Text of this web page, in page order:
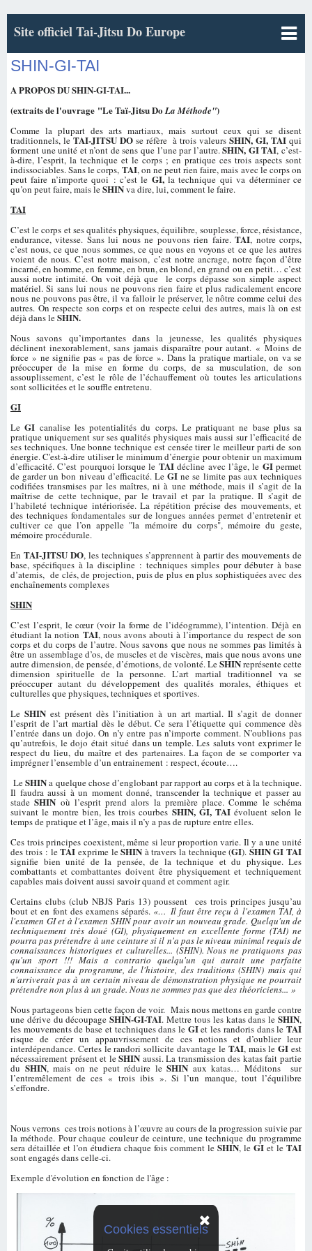
Site officiel Tai-Jitsu Do Europe
SHIN-GI-TAI
A PROPOS DU SHIN-GI-TAI...
(extraits de l'ouvrage "Le Taï-Jitsu DoLa Méthode")
Comme la plupart des arts martiaux, mais surtout ceux qui se disent
traditionnels, leTAI-JITSU DO se réfère à trois valeursSHIN, GI, TAI qui
forment une unité et n’ont de sens que l’une par l’autre.SHIN, GI TAI, c’est-
à-dire, l’esprit, la technique et le corps ; en pratique ces trois aspects sont
indissociables. Sans le corps, TAI, on ne peut rien faire, mais avec le corps on
peut faire n’importe quoi : c’est le GI,la technique qui va déterminer ce
qu’on peut faire, mais leSHINva dire, lui, comment le faire.
TAI
C’est le corps et ses qualités physiques, équilibre, souplesse, force, résistance,
endurance, vitesse. Sans lui nous ne pouvons rien faire.TAI, notre corps,
c’est nous, ce que nous sommes, ce que nous en voyons et ce que les autres
voient de nous. C’est notre maison, c’est notre ancrage, notre façon d’être
incarné, en homme, en femme, en brun, en blond, en grand ou en petit… c’est
aussi notre intimité. On voit déjà que le corps dépasse son simple aspect
matériel. Si sans lui nous ne pouvons rien faire et plus radicalement encore
nous ne pouvons pas être, il va falloir le préserver, le nôtre comme celui des
autres. On respecte son corps et on respecte celui des autres, mais là on est
déjà dans leSHIN.
Nous savons qu’importantes dans la jeunesse, les qualités physiques
déclinent inexorablement, sans jamais disparaître pour autant. « Moins de
force » ne signifie pas « pas de force ». Dans la pratique martiale, on va se
préoccuper de la mise en forme du corps, de sa musculation, de son
assouplissement, c’est le rôle de l’échauffement où toutes les articulations
sont sollicitées et le souffle entretenu.
GI
LeGI canalise les potentialités du corps. Le pratiquant ne base plus sa
pratique uniquement sur ses qualités physiques mais aussi sur l’efficacité de
ses techniques. Une bonne technique est censée tirer le meilleur parti de son
énergie. C'est-à-dire utiliser le minimum d’énergie pour obtenir un maximum
d’efficacité. C’est pourquoi lorsque le TAIdécline avec l’âge, le GIpermet
de garder un bon niveau d’efficacité. LeGI ne se limite pas aux techniques
codifiées transmises par les maîtres, ni à une méthode, mais il s’agit de la
maîtrise de cette technique, par le travail et par la pratique. Il s’agit de
l’habileté technique intériorisée. La répétition précise des mouvements, et
des techniques fondamentales sur de longues années permet d’entretenir et
cultiver ce que l’on appelle "la mémoire du corps", mémoire du geste,
mémoire procédurale.
En TAI-JITSU DO, les techniques s’apprennent à partir des mouvements de
base, spécifiques à la discipline : techniques simples pour débuter à base
d’atemis, de clés, de projection, puis de plus en plus sophistiquées avec des
enchaînements complexes
SHIN
C’est l’esprit, le cœur (voir la forme de l’idéogramme), l’intention. Déjà en
étudiant la notion TAI, nous avons abouti à l’importance du respect de son
corps et du corps de l’autre. Nous savons que nous ne sommes pas limités à
être un assemblage d’os, de muscles et de viscères, mais que nous avons une
autre dimension, de pensée, d’émotions, de volonté. LeSHINreprésente cette
dimension spirituelle de la personne. L’art martial traditionnel va se
préoccuper autant du développement des qualités morales, éthiques et
culturelles que physiques, techniques et sportives.
LeSHIN est présent dès l’initiation à un art martial. Il s’agit de donner
l’esprit de l’art martial dès le début. Ce sera l’étiquette qui commence dès
l’entrée dans un dojo. On n’y entre pas n’importe comment. N’oublions pas
qu’autrefois, le dojo était situé dans un temple. Les saluts vont exprimer le
respect du lieu, du maître et des partenaires. La façon de se comporter va
imprégner l’ensemble d’un entrainement : respect, écoute….
LeSHINa quelque chose d’englobant par rapport au corps et à la technique.
Il faudra aussi à un moment donné, transcender la technique et passer au
stadeSHIN où l’esprit prend alors la première place. Comme le schéma
suivant le montre bien, les trois courbes SHIN, GI, TAI évoluent selon le
temps de pratique et l’âge, mais il n’y a pas de rupture entre elles.
Ces trois principes coexistent, même si leur proportion varie. Il y a une unité
des trois : leTAIexprime leSHIN à travers la technique (GI). SHIN GI TAI
signifie bien unité de la pensée, de la technique et du physique. Les
combattants et combattantes doivent être physiquement et techniquement
capables mais doivent aussi savoir quand et comment agir.
Certains clubs (club NBJS Paris 13) poussent ces trois principes jusqu’au
bout et en font des examens séparés. «… Il faut être reçu à l'examen TAI, à
l'examen GI et à l'examen SHIN pour avoir un nouveau grade. Quelqu'un de
techniquement très doué (GI), physiquement en excellente forme (TAI) ne
pourra pas prétendre à une ceinture si il n'a pas le niveau minimal requis de
connaissances historiques et culturelles... (SHIN). Nous ne pratiquons pas
qu'un sport !!! Mais a contrario quelqu'un qui aurait une parfaite
connaissance du programme, de l'histoire, des traditions (SHIN) mais qui
n'arriverait pas à un certain niveau de démonstration physique ne pourrait
prétendre non plus à un grade. Nous ne sommes pas que des théoriciens... »
Nous partageons bien cette façon de voir. Mais nous mettons en garde contre
une dérive du découpageSHIN-GI-TAI. Mettre tous les katas dans leSHIN,
les mouvements de base et techniques dans le GIet les randoris dans leTAI
risque de créer un appauvrissement de ces notions et d’oublier leur
interdépendance. Certes le randori sollicite davantage le TAI, mais leGI est
nécessairement présent et leSHIN aussi. La transmission des katas fait partie
du SHIN, mais on ne peut réduire leSHIN aux katas… Méditons sur
l’entremêlement de ces « trois ibis ». Si l’un manque, tout l’équilibre
s’effondre.
Nous verrons ces trois notions à l’œuvre au cours de la progression suivie par
la méthode. Pour chaque couleur de ceinture, une technique du programme
sera détaillée et l’on étudiera chaque fois comment le SHIN, le GI et le TAI
sont engagés dans celle-ci.
Exemple d'évolution en fonction de l'âge :
Cookies essentiels